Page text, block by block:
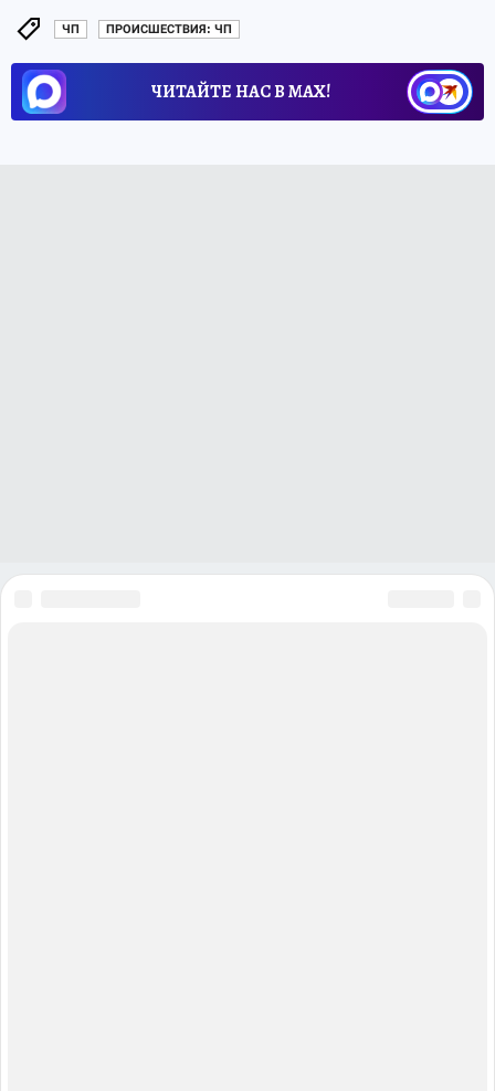
ЧП ПРОИСШЕСТВИЯ: ЧП
ЧИТАЙТЕ НАС В МАХ!